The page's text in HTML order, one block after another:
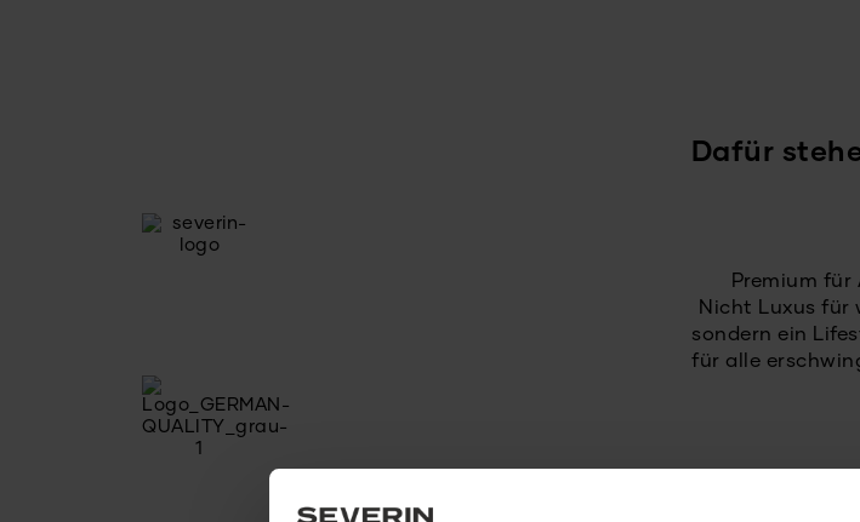
Dafür
Premium für
Nicht Luxus für
sondern ein
für alle